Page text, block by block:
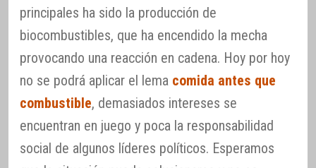
principales ha sido la producción de
biocombustibles, que ha encendido la mecha
provocando una reacción en cadena. Hoy por hoy
no se podrá aplicar el lema comida antes que
combustible, demasiados intereses se
encuentran en juego y poca la responsabilidad
social de algunos líderes políticos. Esperamos